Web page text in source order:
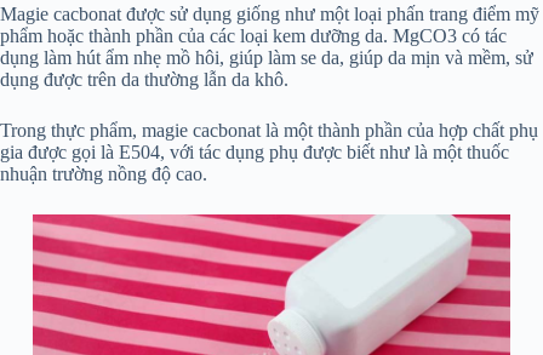
Magie cacbonat được sử dụng giống như một loại phấn trang điểm mỹ
phẩm hoặc thành phần của các loại kem dưỡng da. MgCO3 có tác
dụng làm hút ẩm nhẹ mồ hôi, giúp làm se da, giúp da mịn và mềm, sử
dụng được trên da thường lẫn da khô.
Trong thực phẩm, magie cacbonat là một thành phần của hợp chất phụ
gia được gọi là E504, với tác dụng phụ được biết như là một thuốc
nhuận trường nồng độ cao.